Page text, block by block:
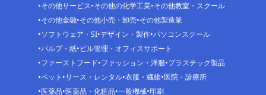
その他サービス その他の化学工業 その他教室・スクール
その他金融 その他小売・卸売 その他製造業
ソフトウェア・SI デザイン・製作 パソコンスクール
パルプ・紙 ビル管理・オフィスサポート
ファーストフード ファッション・洋服 プラスチック製品
ペット リース・レンタル 衣服・繊維 医院・診療所
医薬品 医薬品・化粧品 一般機械 印刷